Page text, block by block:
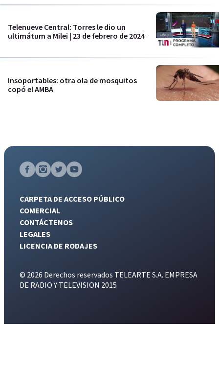
Telenueve Central: Torres le dio un
ultimátum a Milei | 23 de febrero de 2024
Insoportables: otra ola de mosquitos
copó el AMBA
CARPETA DE ACCESO PÚBLICO
COMERCIAL
CONTÁCTENOS
LEGALES
LICENCIA DE RODAJES
© 2026 Derechos reservados TELEARTE S.A. EMPRESA
DE RADIO Y TELEVISION 2015